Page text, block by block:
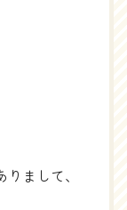
まして、